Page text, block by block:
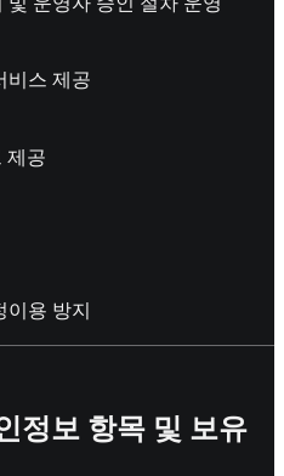
비스 제공
제공
용 방지
정보 항목 및 보유